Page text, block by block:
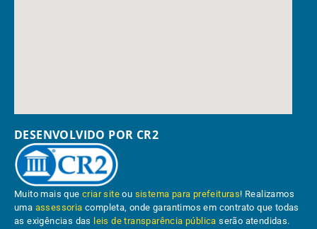
DESENVOLVIDO POR CR2
Muito mais quecriar site ou sistema para prefeituras! Realizamos
uma assessoria completa, onde garantimos em contrato que todas
as exigências das leis de transparência pública serão atendidas.